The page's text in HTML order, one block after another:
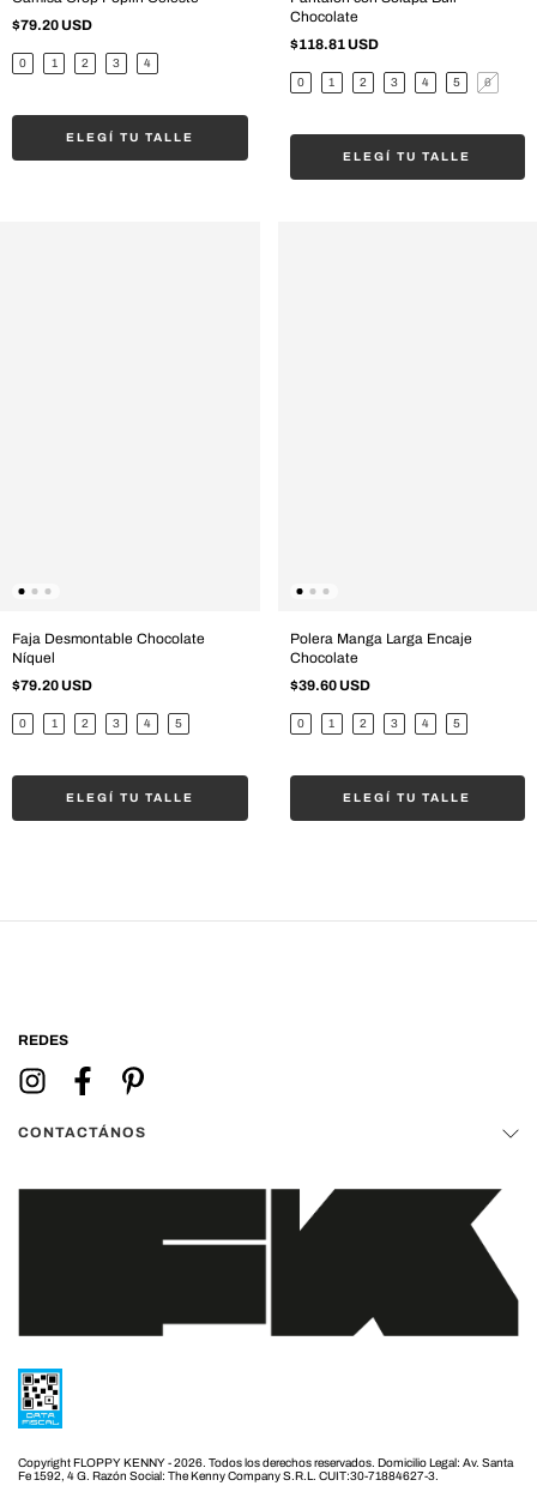
$79.20 USD
0 1 2 3 4
ELEGÍ TU TALLE
Chocolate
$118.81 USD
0 1 2 3 4 5 6
ELEGÍ TU TALLE
Faja Desmontable Chocolate
Níquel
$79.20 USD
0 1 2 3 4 5
ELEGÍ TU TALLE
Polera Manga Larga Encaje
Chocolate
$39.60 USD
0 1 2 3 4 5
ELEGÍ TU TALLE
REDES
CONTACTÁNOS
Copyright FLOPPY KENNY - 2026. Todos los derechos reservados.